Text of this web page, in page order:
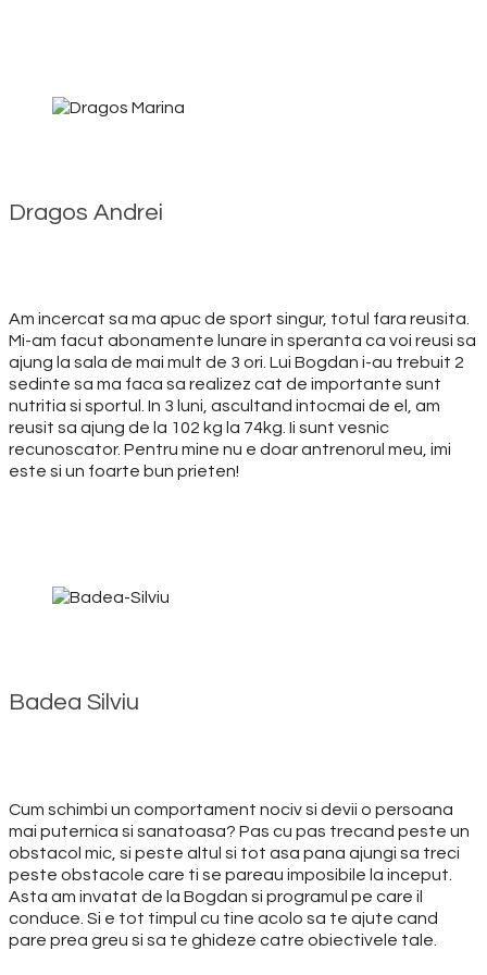
Dragos Andrei
Am incercat sa ma apuc de sport singur, totul fara reusita.
Mi-am facut abonamente lunare in speranta ca voi reusi sa
ajung la sala de mai mult de 3 ori. Lui Bogdan i-au trebuit 2
sedinte sa ma faca sa realizez cat de importante sunt
nutritia si sportul. In 3 luni, ascultand intocmai de el, am
reusit sa ajung de la 102 kg la 74kg. Ii sunt vesnic
recunoscator. Pentru mine nu e doar antrenorul meu, imi
este si un foarte bun prieten!
Badea Silviu
Cum schimbi un comportament nociv si devii o persoana
mai puternica si sanatoasa? Pas cu pas trecand peste un
obstacol mic, si peste altul si tot asa pana ajungi sa treci
peste obstacole care ti se pareau imposibile la inceput.
Asta am invatat de la Bogdan si programul pe care il
conduce. Si e tot timpul cu tine acolo sa te ajute cand
pare prea greu si sa te ghideze catre obiectivele tale.